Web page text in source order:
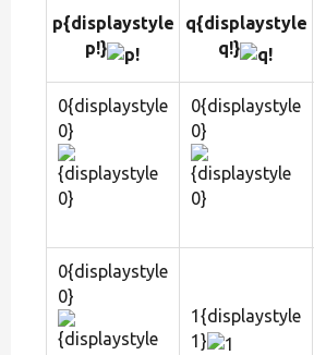
p{displaystyle
p!}
q{displaystyle
q!}
0{displaystyle
0}
0{displaystyle
0}
0{displaystyle
0}
1{displaystyle
1}